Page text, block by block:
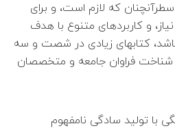
که لازم است، و برای
و کاربردهای متنوع با هدف
باشد، کتابهای زیادی در شصت و سه
فراوان جامعه و متخصصان
با تولید سادگی نامفهوم